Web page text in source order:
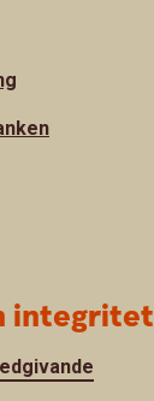
integritet